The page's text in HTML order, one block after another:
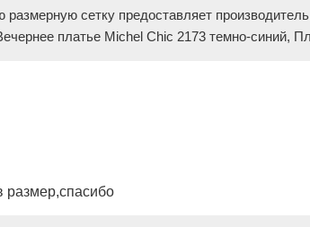
сетку предоставляет
платье Michel Chic 2173 темно-синий,
размер,спасибо